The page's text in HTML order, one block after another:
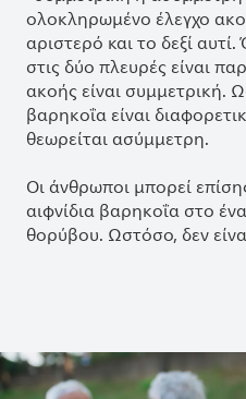
ολοκληρωμένο έλεγχο
αριστερό και το δεξί
στις δύο πλευρές είναι
ακοής είναι συμμετρική.
βαρηκοΐα είναι
θεωρείται ασύμμετρη.
Οι άνθρωποι μπορεί
αιφνίδια βαρηκοΐα στο
θορύβου. Ωστόσο, δεν